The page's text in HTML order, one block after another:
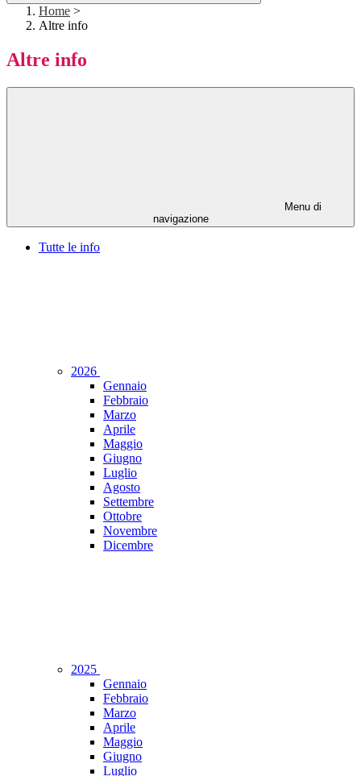
Home >
Altre info
Altre info
Menu di
navigazione
Tutte le info
2026
Gennaio
Febbraio
Marzo
Aprile
Maggio
Giugno
Luglio
Agosto
Settembre
Ottobre
Novembre
Dicembre
2025
Gennaio
Febbraio
Marzo
Aprile
Maggio
Giugno
Luglio